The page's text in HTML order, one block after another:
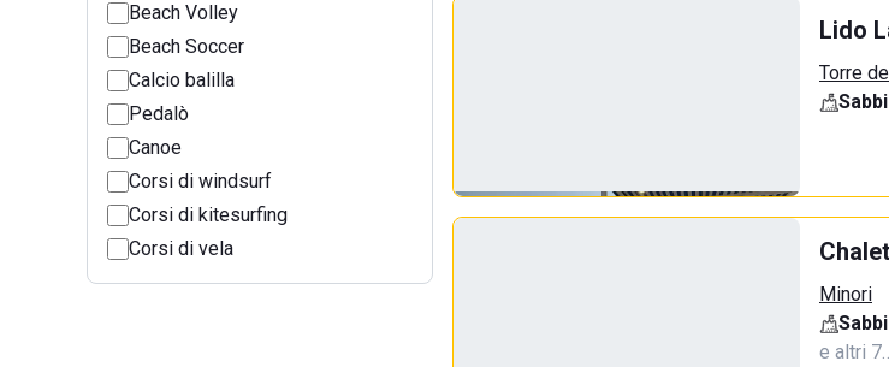
Beach Volley
Beach Soccer
Calcio balilla
Pedalò
Canoe
Corsi di windsurf
Corsi di kitesurfing
Corsi di vela
Lido
Torre
Minori
e altri